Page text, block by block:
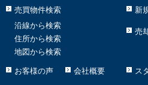
売買物件検索
沿線から検索
住所から検索
地図から検索
新
売
お客様の声 会社概要 ス